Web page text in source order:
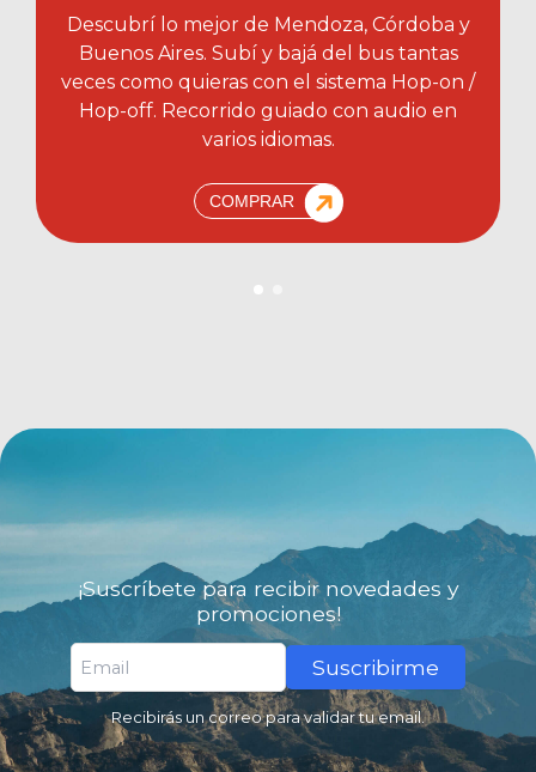
Descubrí lo mejor de Mendoza, Córdoba y
Buenos Aires. Subí y bajá del bus tantas
veces como quieras con el sistema Hop-on /
Hop-off. Recorrido guiado con audio en
varios idiomas.
COMPRAR
¡Suscríbete para recibir novedades y
promociones!
Suscribirme
Recibirás un correo para validar tu email.